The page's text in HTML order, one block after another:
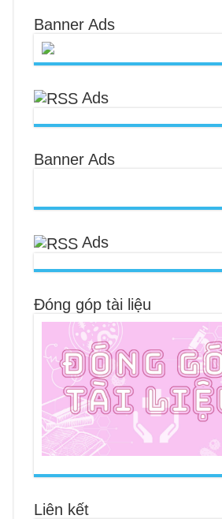
Banner Ads
Ads
Banner Ads
Ads
Đóng góp tài liệu
Liên kết